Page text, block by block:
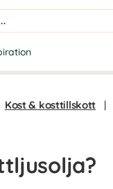
Kost & kosttillskott |